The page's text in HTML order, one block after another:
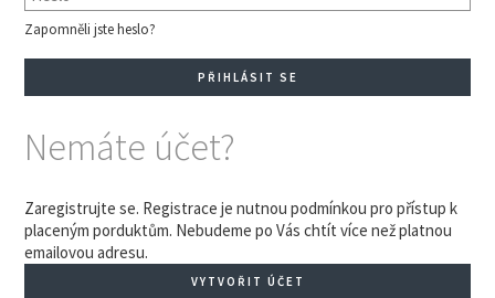
Zapomněli jste heslo?
Nemáte účet?
Zaregistrujte se. Registrace je nutnou podmínkou pro přístup k
placeným porduktům. Nebudeme po Vás chtít více než platnou
emailovou adresu.
VYTVOŘIT ÚČET